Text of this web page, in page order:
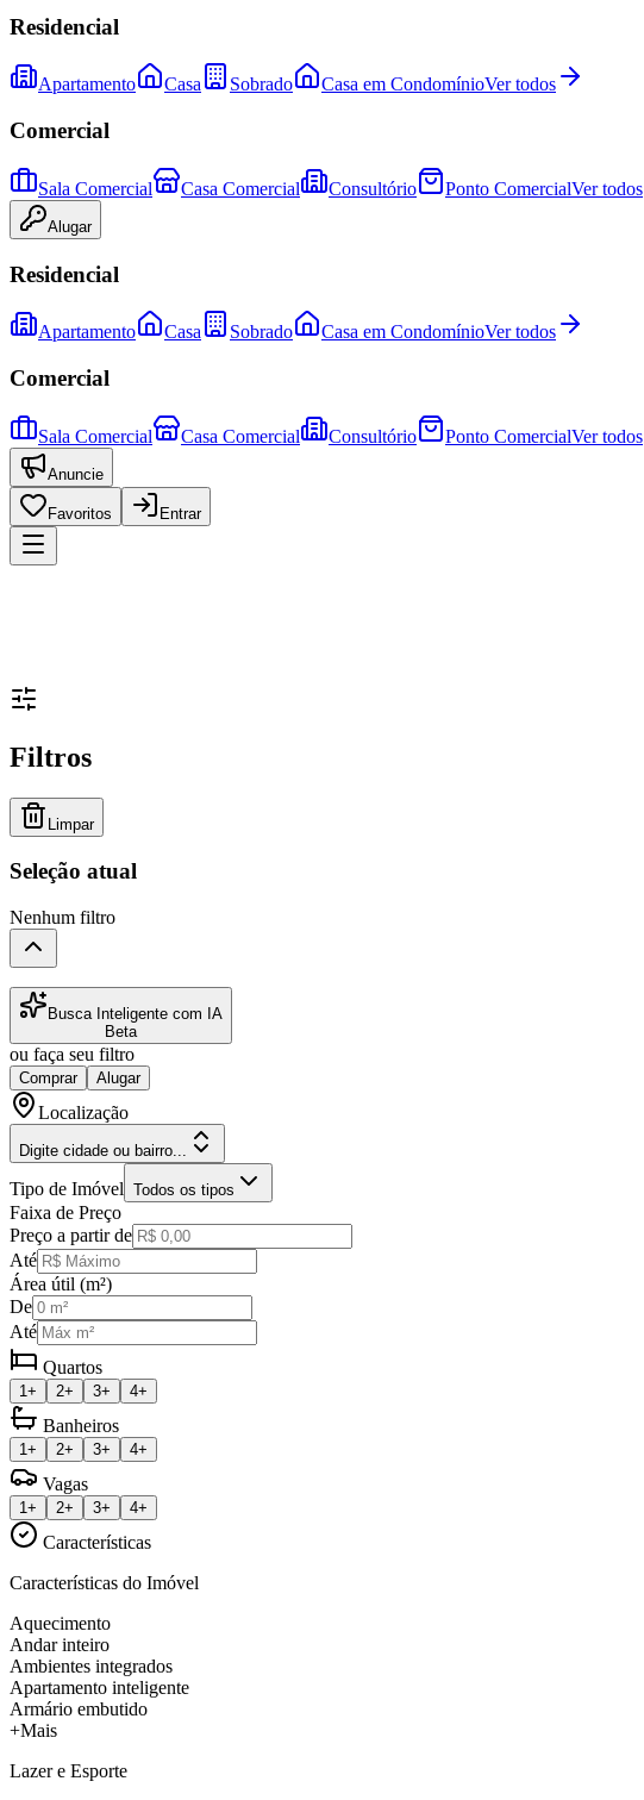
Residencial
Apartamento Casa Sobrado Casa em CondomínioVer todos
Comercial
Sala Comercial Casa Comercial Consultório Ponto ComercialVer todos
Alugar
Residencial
Apartamento Casa Sobrado Casa em CondomínioVer todos
Comercial
Sala Comercial Casa Comercial Consultório Ponto ComercialVer todos
Anuncie
Favoritos Entrar
Filtros
Limpar
Seleção atual
Nenhum filtro
Busca Inteligente com IA
Beta
ou faça seu filtro
Comprar Alugar
Localização
Digite cidade ou bairro...
Tipo de Imóvel Todos os tipos
Faixa de Preço
Preço a partir de
Até
Área útil (m²)
De
Até
Quartos
1+ 2+ 3+ 4+
Banheiros
1+ 2+ 3+ 4+
Vagas
1+ 2+ 3+ 4+
Características
Características do Imóvel
Aquecimento
Andar inteiro
Ambientes integrados
Apartamento inteligente
Armário embutido
+Mais
Lazer e Esporte